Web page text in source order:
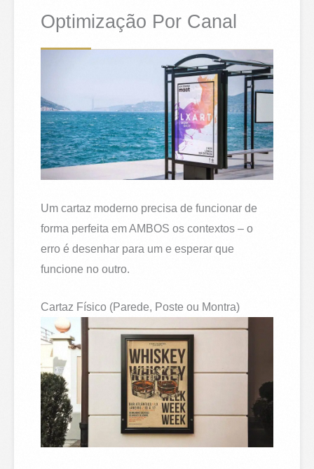
Optimização Por Canal
Um cartaz moderno precisa de funcionar de
forma perfeita em AMBOS os contextos – o
erro é desenhar para um e esperar que
funcione no outro.
Cartaz Físico (Parede, Poste ou Montra)